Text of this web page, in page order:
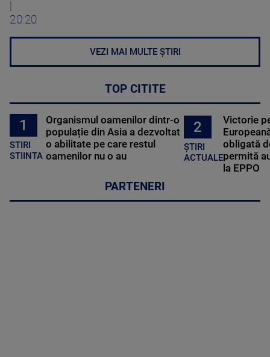
20:20
VEZI MAI MULTE ȘTIRI
TOP CITITE
1
STIRI
STIINTA
Organismul oamenilor dintr-o
populație din Asia a dezvoltat
o abilitate pe care restul
oamenilor nu o au
2
ȘTIRI
ACTUALE
Victorie
obligată
permită
la EPPO
PARTENERI